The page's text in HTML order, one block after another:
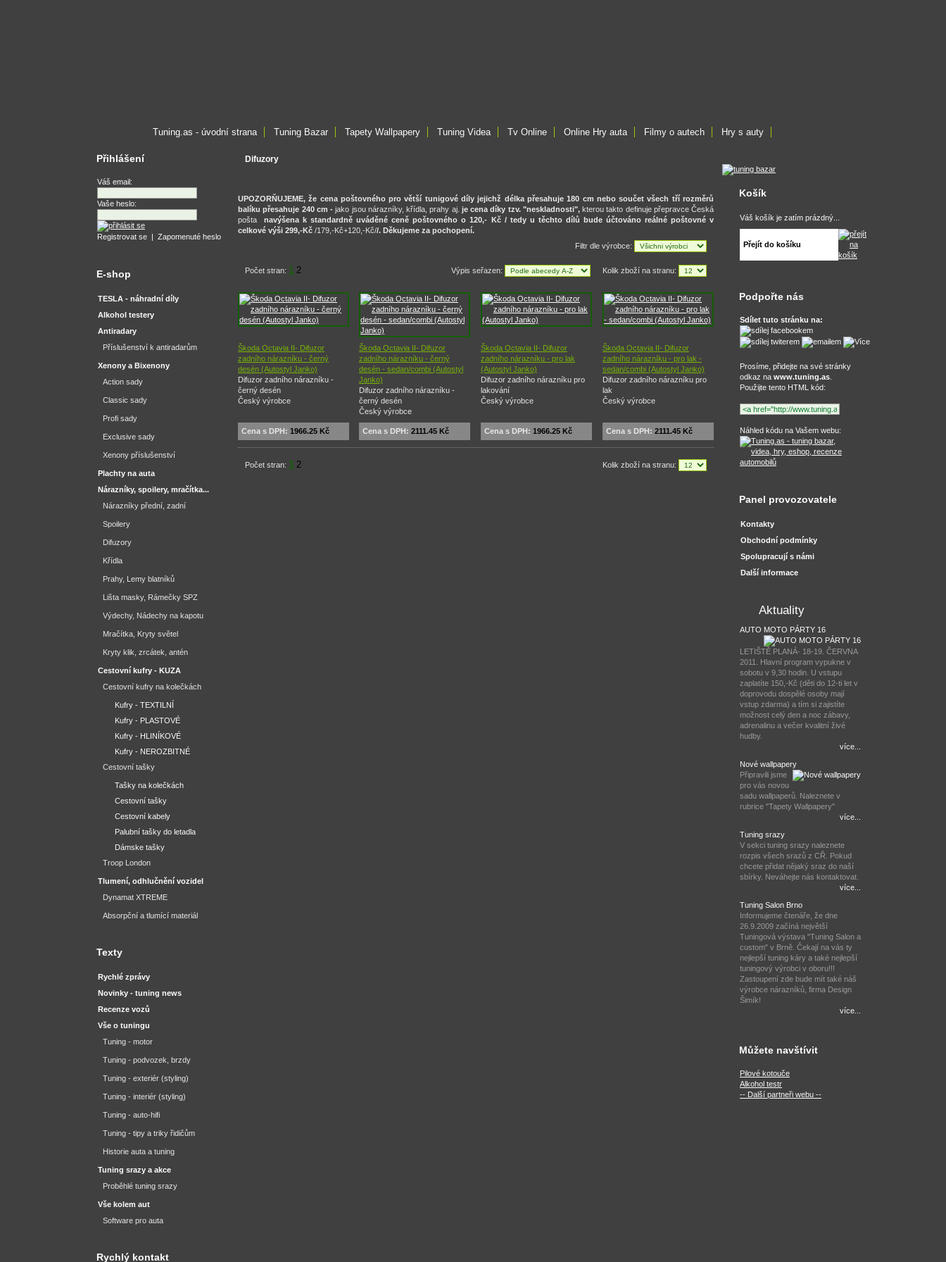
Tuning.as - úvodní strana Tuning Bazar Tapety Wallpapery Tuning Videa Tv Online Online Hry auta Filmy o autech Hry s auty
Difuzory
UPOZORŇUJEME, že cena poštovného pro větší tunigové díly jejichž délka přesahuje 180 cm nebo součet všech tří rozměrů
balíku přesahuje 240 cm - jako jsou nárazníky, křídla, prahy aj. je cena díky tzv. "neskladnosti", kterou takto definuje přepravce Česká
pošta navýšena k standardně uváděné ceně poštovného o 120,- Kč / tedy u těchto dílů bude účtováno reálné poštovné v
celkové výši 299,-Kč /179,-Kč+120,-Kč//. Děkujeme za pochopení.
Filtr dle výrobce:
Počet stran: 1 2 Výpis seřazen: Kolik zboží na stranu:
Škoda Octavia II- Difuzor
zadního nárazníku - černý
desén (Autostyl Janko)
Difuzor zadního nárazníku -
černý desén
Český výrobce
Škoda Octavia II- Difuzor
zadního nárazníku - černý
desén - sedan/combi (Autostyl
Janko)
Difuzor zadního nárazníku -
černý desén
Český výrobce
Škoda Octavia II- Difuzor
zadního nárazníku - pro lak
(Autostyl Janko)
Difuzor zadního nárazníku pro
lakování
Český výrobce
Škoda Octavia II- Difuzor
zadního nárazníku - pro lak -
sedan/combi (Autostyl Janko)
Difuzor zadního nárazníku pro
lak
Český výrobce
Cena s DPH: 1966.25 Kč Cena s DPH: 2111.45 Kč Cena s DPH: 1966.25 Kč Cena s DPH: 2111.45 Kč
Počet stran: 1 2 Kolik zboží na stranu:
Přihlášení
Váš email:
Vaše heslo:
Registrovat se | Zapomenuté heslo
E-shop
TESLA - náhradní díly
Alkohol testery
Antiradary
Příslušenství k antiradarům
Xenony a Bixenony
Action sady
Classic sady
Profi sady
Exclusive sady
Xenony příslušenství
Plachty na auta
Nárazníky, spoilery, mračítka...
Nárazníky přední, zadní
Spoilery
Difuzory
Křídla
Prahy, Lemy blatníků
Lišta masky, Rámečky SPZ
Výdechy, Nádechy na kapotu
Mračítka, Kryty světel
Kryty klik, zrcátek, antén
Cestovní kufry - KUZA
Cestovní kufry na kolečkách
Kufry - TEXTILNÍ
Kufry - PLASTOVÉ
Kufry - HLINÍKOVÉ
Kufry - NEROZBITNÉ
Cestovní tašky
Tašky na kolečkách
Cestovní tašky
Cestovní kabely
Palubní tašky do letadla
Dámske tašky
Troop London
Tlumení, odhlučnění vozidel
Dynamat XTREME
Absorpční a tlumící materiál
Texty
Rychlé zprávy
Novinky - tuning news
Recenze vozů
Vše o tuningu
Tuning - motor
Tuning - podvozek, brzdy
Tuning - exteriér (styling)
Tuning - interiér (styling)
Tuning - auto-hifi
Tuning - tipy a triky řidičům
Historie auta a tuning
Tuning srazy a akce
Proběhlé tuning srazy
Vše kolem aut
Software pro auta
Rychlý kontakt
Košík
Váš košík je zatím prázdný...
Přejít do košíku
Podpořte nás
Sdílet tuto stránku na:
Prosíme, přidejte na své stránky
odkaz na www.tuning.as
Použijte tento HTML kód:
Náhled kódu na Vašem webu:
Panel provozovatele
Kontakty
Obchodní podmínky
Spolupracují s námi
Další informace
Aktuality
AUTO MOTO PÁRTY 16
LETIŠTĚ PLANÁ- 18-19. ČERVNA
2011. Hlavní program vypukne v
sobotu v 9,30 hodin. U vstupu
zaplatíte 150,-Kč (děti do 12-ti let v
doprovodu dospělé osoby mají
vstup zdarma) a tím si zajistíte
možnost celý den a noc zábavy,
adrenalinu a večer kvalitní živé
hudby.
více...
Nové wallpapery
Připravili jsme
pro vás novou
sadu wallpaperů. Naleznete v
rubrice "Tapety Wallpapery"
více...
Tuning srazy
V sekci tuning srazy naleznete
rozpis všech srazů z CŘ. Pokud
chcete přidat nějaký sraz do naší
sbírky. Neváhejte nás kontaktovat.
více...
Tuning Salon Brno
Informujeme čtenáře, že dne
26.9.2009 začíná největší
Tuningová výstava "Tuning Salon a
custom" v Brně. Čekají na vás ty
nejlepší tuning káry a také nejlepší
tuningový výrobci v oboru!!!
Zastoupení zde bude mít také náš
výrobce nárazníků, firma Design
Šimík!
více...
Můžete navštívit
Pilové kotouče
Alkohol testr
-- Další partneři webu --